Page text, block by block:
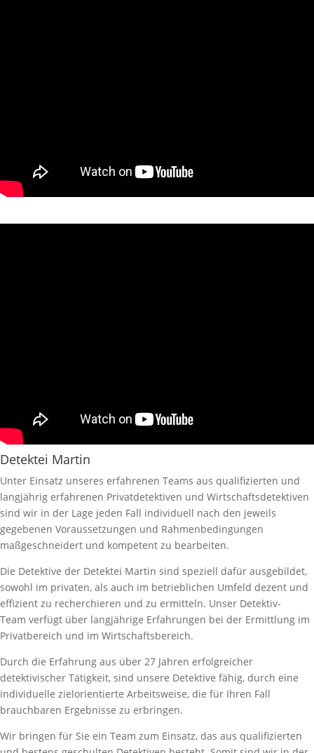
Detektei Martin
Unter Einsatz unseres erfahrenen Teams aus qualifizierten und
langjährig erfahrenen Privatdetektiven und Wirtschaftsdetektiven
sind wir in der Lage jeden Fall individuell nach den jeweils
gegebenen Voraussetzungen und Rahmenbedingungen
maßgeschneidert und kompetent zu bearbeiten.
Die Detektive der Detektei Martin sind speziell dafür ausgebildet,
sowohl im privaten, als auch im betrieblichen Umfeld dezent und
effizient zu recherchieren und zu ermitteln. Unser Detektiv-
Team verfügt über langjährige Erfahrungen bei der Ermittlung im
Privatbereich und im Wirtschaftsbereich.
Durch die Erfahrung aus über 27 Jahren erfolgreicher
detektivischer Tätigkeit, sind unsere Detektive fähig, durch eine
individuelle zielorientierte Arbeitsweise, die für Ihren Fall
brauchbaren Ergebnisse zu erbringen.
Wir bringen für Sie ein Team zum Einsatz, das aus qualifizierten